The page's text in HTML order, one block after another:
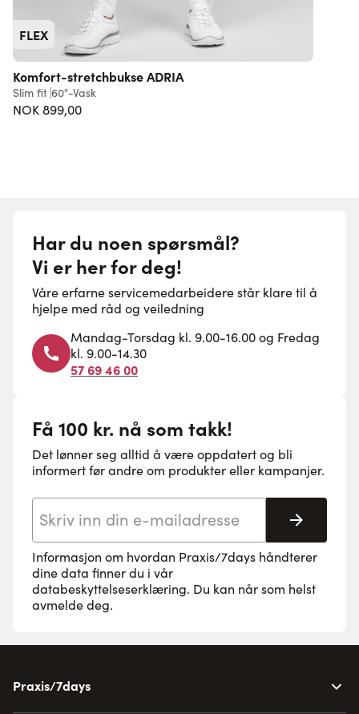
FLEX
Komfort-stretchbukse ADRIA
Slim fit 60°-Vask
NOK 899,00
Har du noen spørsmål?
Vi er her for deg!
Våre erfarne servicemedarbeidere står klare til å
hjelpe med råd og veiledning
Mandag-Torsdag kl. 9.00-16.00 og Fredag
kl. 9.00-14.30
57 69 46 00
Få 100 kr. nå som takk!
Det lønner seg alltid å være oppdatert og bli
informert før andre om produkter eller kampanjer.
Informasjon om hvordan Praxis/7days håndterer
dine data finner du i vår
databeskyttelseserklæring. Du kan når som helst
avmelde deg.
Praxis/7days